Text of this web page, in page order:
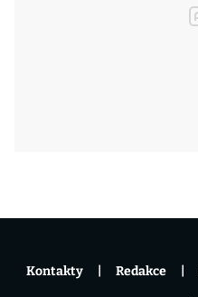
Kontakty Redakce